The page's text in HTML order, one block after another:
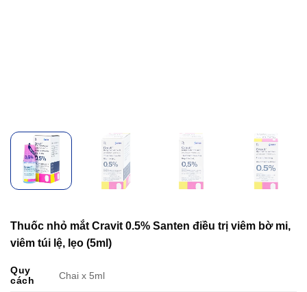
Thuốc nhỏ mắt Cravit 0.5% Santen điều trị viêm bờ mi,
viêm túi lệ, lẹo (5ml)
Quy
cách
Chai x 5ml